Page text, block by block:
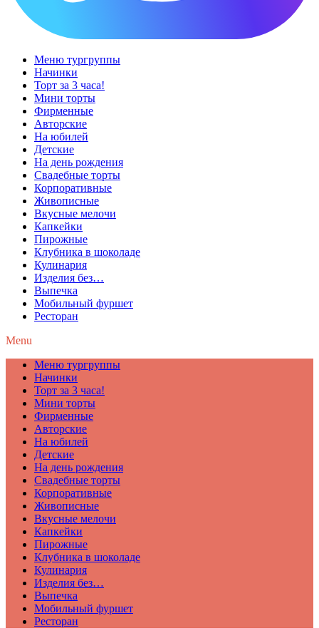
Меню тургруппы
Начинки
Торт за 3 часа!
Мини торты
Фирменные
Авторские
На юбилей
Детские
На день рождения
Свадебные торты
Корпоративные
Живописные
Вкусные мелочи
Капкейки
Пирожные
Клубника в шоколаде
Кулинария
Изделия без…
Выпечка
Мобильный фуршет
Ресторан
Menu
Меню тургруппы
Начинки
Торт за 3 часа!
Мини торты
Фирменные
Авторские
На юбилей
Детские
На день рождения
Свадебные торты
Корпоративные
Живописные
Вкусные мелочи
Капкейки
Пирожные
Клубника в шоколаде
Кулинария
Изделия без…
Выпечка
Мобильный фуршет
Ресторан